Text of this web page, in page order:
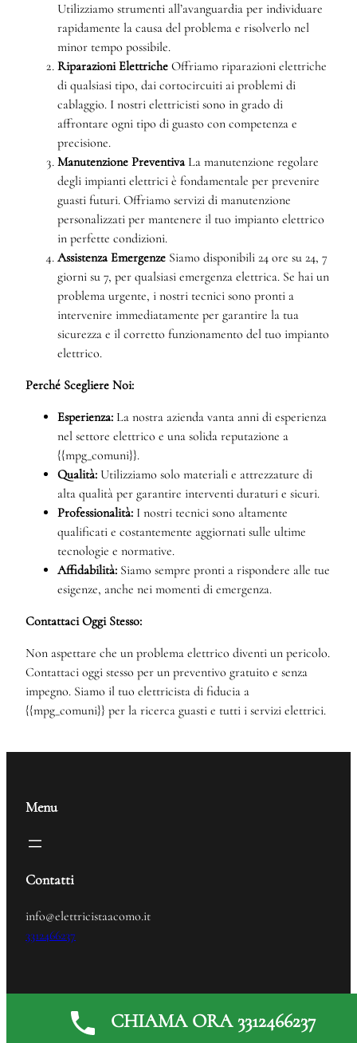
Utilizziamo strumenti all’avanguardia per individuare
rapidamente la causa del problema e risolverlo nel
minor tempo possibile.
Riparazioni Elettriche Offriamo riparazioni elettriche
di qualsiasi tipo, dai cortocircuiti ai problemi di
cablaggio. I nostri elettricisti sono in grado di
affrontare ogni tipo di guasto con competenza e
precisione.
Manutenzione PreventivaLa manutenzione regolare
degli impianti elettrici è fondamentale per prevenire
guasti futuri. Offriamo servizi di manutenzione
personalizzati per mantenere il tuo impianto elettrico
in perfette condizioni.
Assistenza Emergenze Siamo disponibili 24 ore su 24, 7
giorni su 7, per qualsiasi emergenza elettrica. Se hai un
problema urgente, i nostri tecnici sono pronti a
intervenire immediatamente per garantire la tua
sicurezza e il corretto funzionamento del tuo impianto
elettrico.
Perché Scegliere Noi:
Esperienza: La nostra azienda vanta anni di esperienza
nel settore elettrico e una solida reputazione a
{{mpg_comuni}}.
Qualità: Utilizziamo solo materiali e attrezzature di
alta qualità per garantire interventi duraturi e sicuri.
Professionalità: I nostri tecnici sono altamente
qualificati e costantemente aggiornati sulle ultime
tecnologie e normative.
Affidabilità: Siamo sempre pronti a rispondere alle tue
esigenze, anche nei momenti di emergenza.
Contattaci Oggi Stesso:
Non aspettare che un problema elettrico diventi un pericolo.
Contattaci oggi stesso per un preventivo gratuito e senza
impegno. Siamo il tuo elettricista di fiducia a
{{mpg_comuni}} per la ricerca guasti e tutti i servizi elettrici.
Menu
Contatti
info@elettricistaacomo.it
3312466237
CHIAMA ORA 3312466237
Generated by